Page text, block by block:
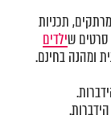
תכניות
סרטים שילדים
ומהנה בחינם.